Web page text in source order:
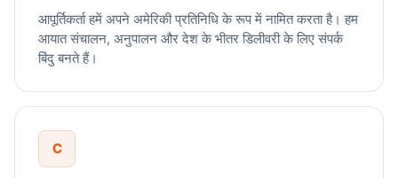
आपूर्तिकर्ता हमें अपने अमेरिकी प्रतिनिधि के रूप में नामित करता है। हम
आयात संचालन, अनुपालन और देश के भीतर डिलीवरी के लिए संपर्क
बिंदु बनते हैं।
C